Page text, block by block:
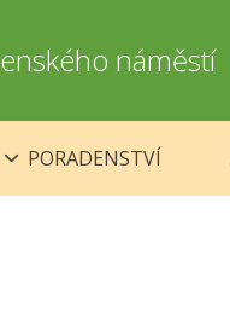
náměstí
PORADENSTVÍ